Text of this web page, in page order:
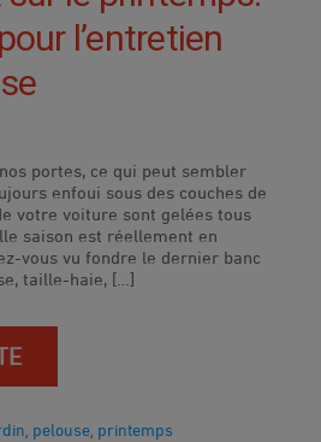
l’entretien
portes, ce qui peut sembler
enfoui sous des couches de
votre voiture sont gelées tous
saison est réellement en
vous vu fondre le dernier banc
taille-haie, […]
, pelouse, printemps